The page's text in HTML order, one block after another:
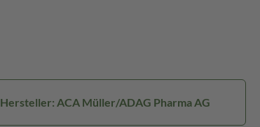
Hersteller: ACA Müller/ADAG Pharma AG